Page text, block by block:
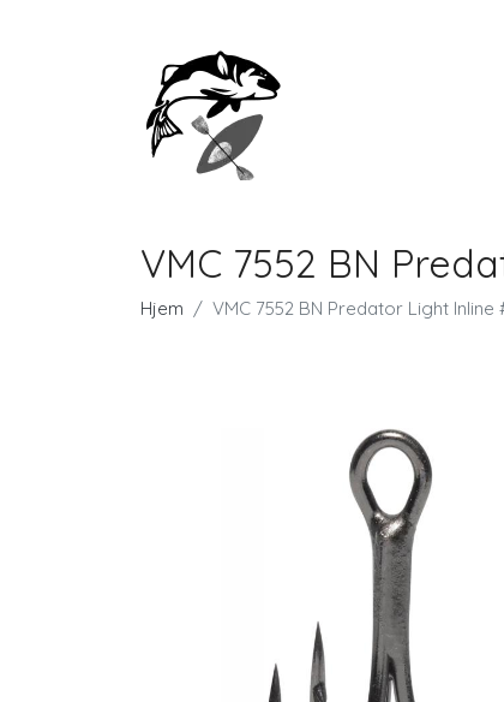
VMC 7552 BN
Hjem VMC 7552 BN Predator Light